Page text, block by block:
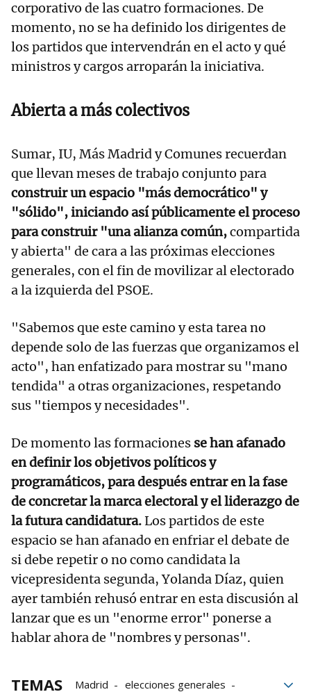
corporativo de las cuatro formaciones. De
momento, no se ha definido los dirigentes de
los partidos que intervendrán en el acto y qué
ministros y cargos arroparán la iniciativa.
Abierta a más colectivos
Sumar, IU, Más Madrid y Comunes recuerdan
que llevan meses de trabajo conjunto para
construir un espacio "más democrático" y
"sólido", iniciando así públicamente el proceso
para construir "una alianza común,compartida
y abierta" de cara a las próximas elecciones
generales, con el fin de movilizar al electorado
a la izquierda del PSOE.
"Sabemos que este camino y esta tarea no
depende solo de las fuerzas que organizamos el
acto", han enfatizado para mostrar su "mano
tendida" a otras organizaciones, respetando
sus "tiempos y necesidades".
De momento las formaciones se han afanado
en definir los objetivos políticos y
programáticos, para después entrar en la fase
de concretar la marca electoral y el liderazgo de
la futura candidatura.Los partidos de este
espacio se han afanado en enfriar el debate de
si debe repetir o no como candidata la
vicepresidenta segunda, Yolanda Díaz, quien
ayer también rehusó entrar en esta discusión al
lanzar que es un "enorme error" ponerse a
hablar ahora de "nombres y personas".
TEMAS Madrid elecciones generales